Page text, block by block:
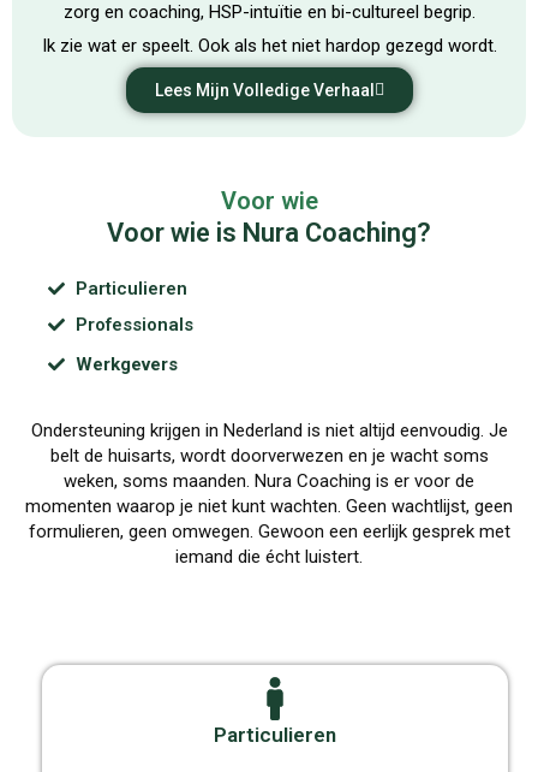
zorg en coaching, HSP-intuïtie en bi-cultureel begrip.
Ik zie wat er speelt. Ook als het niet hardop gezegd wordt.
Lees Mijn Volledige Verhaal
Voor wie
Voor wie is Nura Coaching?
Particulieren
Professionals
Werkgevers
Ondersteuning krijgen in Nederland is niet altijd eenvoudig. Je
belt de huisarts, wordt doorverwezen en je wacht soms
weken, soms maanden. Nura Coaching is er voor de
momenten waarop je niet kunt wachten. Geen wachtlijst, geen
formulieren, geen omwegen. Gewoon een eerlijk gesprek met
iemand die écht luistert.
Particulieren